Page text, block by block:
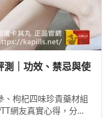
測｜功效、禁忌與使
、枸杞四味珍貴藥材組
網友真實心得，分析